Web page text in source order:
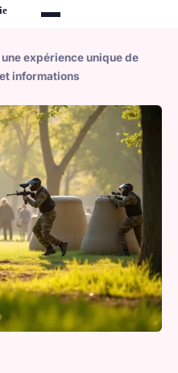
expérience unique de
informations